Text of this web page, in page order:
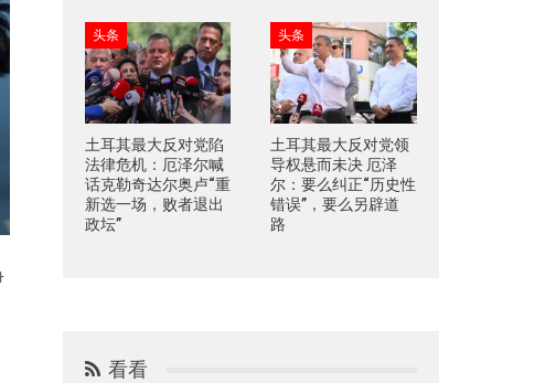
头条
土耳其最大反对党陷
法律危机：厄泽尔喊
话克勒奇达尔奥卢“重
新选一场，败者退出
政坛”
头条
土耳其最大反对党领
导权悬而未决 厄泽
尔：要么纠正“历史性
错误”，要么另辟道
路
看看